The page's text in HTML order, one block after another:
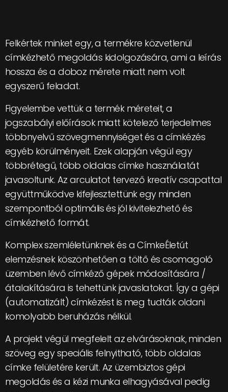
Felkértek minket egy, a termékre közvetlenül
címkézhető megoldás kidolgozására, ami a leírás
hossza és a doboz mérete miatt nem volt
egyszerű feladat.
Figyelembe vettük a termék méreteit, a
jogszabályi előírások miatt kötelező terjedelmes
többnyelvű szövegmennyiséget és a címkézés
egyéb körülményeit. Ezek alapján végül egy
többrétegű, több oldalas címke használatát
javasoltunk. Az arculatot tervező kreatív csapattal
együttműködve kifejlesztettünk egy minden
szempontból optimális és jól kivitelezhető és
címkézhető formát.
Komplex szemléletünknek és a CímkeÉletút
elemzésnek köszönhetően a töltő és csomagoló
üzemben lévő címkéző gépek módosítására /
átalakítására is tehettünk javaslatokat. Így a gépi
(automatizált) címkézést is meg tudták oldani
komolyabb beruházás nélkül.
A projekt végül megfelelt az elvárásoknak, minden
szöveg egy speciális felnyitható, több oldalas
címke felületére került. Az üzembiztos gépi
megoldás és a kézi munka elhagyásával pedig